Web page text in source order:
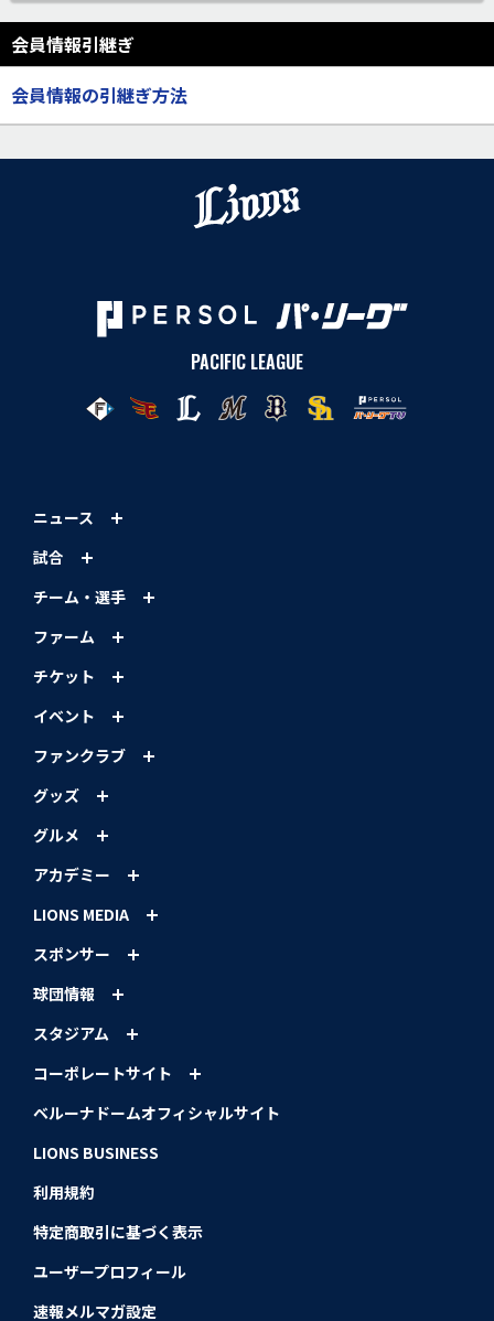
会員情報引継ぎ
会員情報の引継ぎ方法
PACIFIC LEAGUE
ニュース
試合
チーム・選手
ファーム
チケット
イベント
ファンクラブ
グッズ
グルメ
アカデミー
LIONS MEDIA
スポンサー
球団情報
スタジアム
コーポレートサイト
ベルーナドームオフィシャルサイト
LIONS BUSINESS
利用規約
特定商取引に基づく表示
ユーザープロフィール
速報メルマガ設定